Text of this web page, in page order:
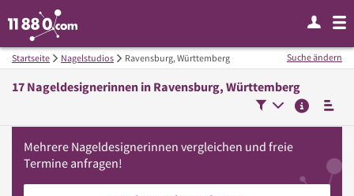
Startseite Nagelstudios Ravensburg, Württemberg
17 Nageldesignerinnen in Ravensburg, Württemberg
Suche ändern
Mehrere Nageldesignerinnen vergleichen und freie
Termine anfragen!